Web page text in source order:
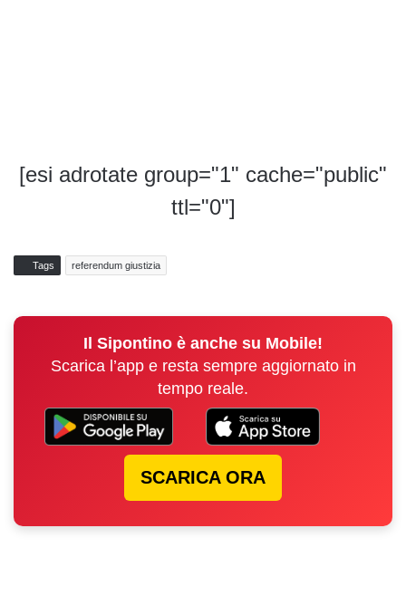
[esi adrotate group="1" cache="public"
ttl="0"]
Tags referendum giustizia
Il Sipontino è anche su Mobile!
Scarica l’app e resta sempre aggiornato in
tempo reale.
SCARICA ORA